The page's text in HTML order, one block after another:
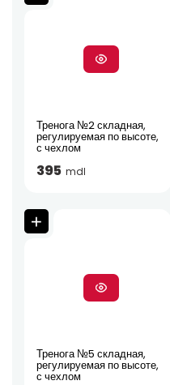
Тренога №2 складная,
регулируемая по высоте,
с чехлом
395 mdl
Тренога №5 складная,
регулируемая по высоте,
с чехлом